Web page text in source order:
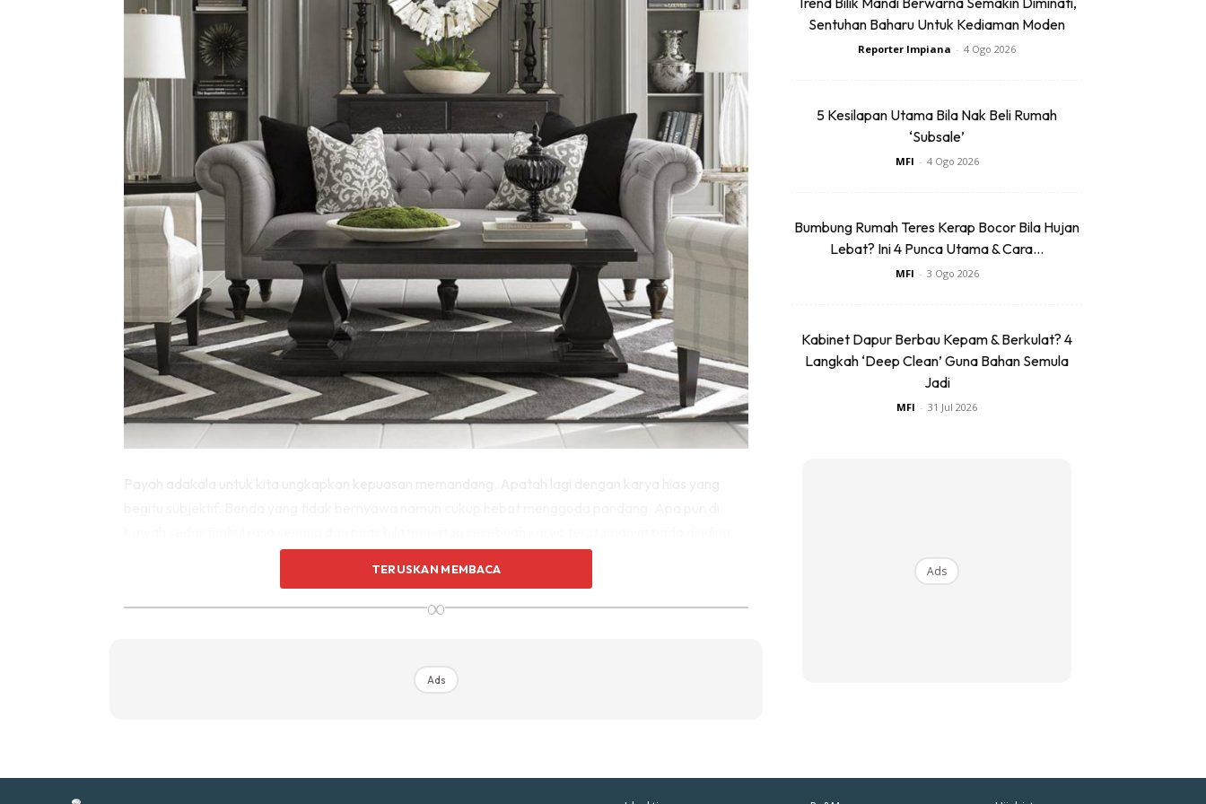
Hartanah
High Rise
Landed
Video
Buat Sendiri
Ilham Impiana
Ilham Impiana 360
Ilham Impiana Inspirasi Selebriti
Impiana TV
Casa Impiana
Impiana MakeOver
Lahar Dekor
Sembang Laman
Tip Impiana
Tip Laman
utama di ruang tamu kediaman. Umpama tempat bersemayam sang ratu , sofa tiga tempat duduk
TERUSKAN MEMBACA
∞
Ads
Sentuhan Baharu Untuk Kediaman Moden
Reporter Impiana - 4 Ogo 2026
5 Kesilapan Utama Bila Nak Beli Rumah
‘Subsale’
MFI - 4 Ogo 2026
Bumbung Rumah Teres Kerap Bocor Bila Hujan
Lebat? Ini 4 Punca Utama & Cara...
MFI - 3 Ogo 2026
Kabinet Dapur Berbau Kepam & Berkulat? 4
Langkah ‘Deep Clean’ Guna Bahan Semula
Jadi
MFI - 31 Jul 2026
Ads